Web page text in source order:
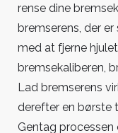
rense dine
bremserens, der
med at fjerne
bremsekaliberen,
Lad bremserens
derefter en børste
Gentag